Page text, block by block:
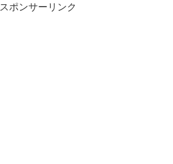
スポンサーリンク